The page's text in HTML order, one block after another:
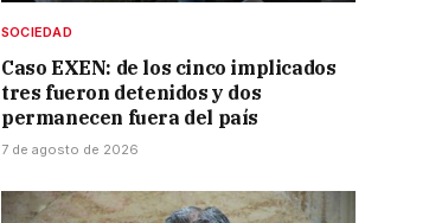
SOCIEDAD
Caso EXEN: de los cinco implicados
tres fueron detenidos y dos
permanecen fuera del país
7 de agosto de 2026